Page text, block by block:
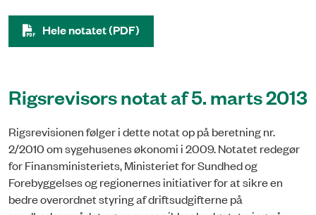
Hele notatet (PDF)
Rigsrevisors notat af 5. marts 2013
Rigsrevisionen følger i dette notat op på beretning nr.
2/2010 om sygehusenes økonomi i 2009. Notatet redegør
for Finansministeriets, Ministeriet for Sundhed og
Forebyggelses og regionernes initiativer for at sikre en
bedre overordnet styring af driftsudgifterne på